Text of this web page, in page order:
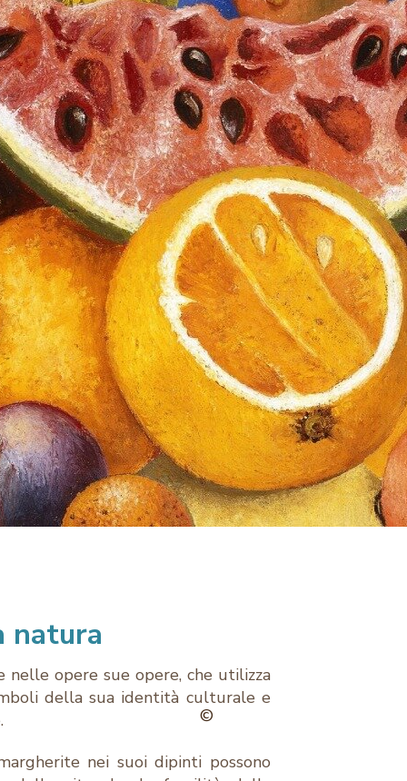
©
natura
opere sue opere, che utilizza
della sua identità culturale e
nei suoi dipinti possono